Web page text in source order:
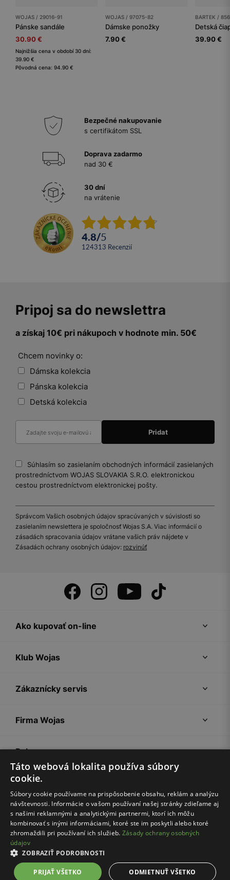
WOJAS / 29016-91
Pánske sandále
30.90 €
Najnižšia cena v období 30 dní:
39.90 €
Pôvodná cena: 94.90 €
WOJAS / 97075-82
Dámske ponožky
7.90 €
BARTEK /
Detská
39.90 €
Bezpečné nakupovanie
s certifikátom SSL
Doprava zadarmo
nad 30 €
30 dní
na vrátenie
4.8/5
124313 recenzií
Pripoj sa do newslettra
a získaj 10€ pri nákupoch v hodnote min. 50€
Chcem novinky o:
Dámska kolekcia
Pánska kolekcia
Detská kolekcia
Súhlasím so zasielaním obchodných informácií zasielaných
prostredníctvom WOJAS SLOVAKIA S.R.O. elektronickou
cestou prostredníctvom elektronickej pošty.
Správcom Vašich osobných údajov spracúvaných v súvislosti so
zasielaním newslettera je spoločnosť Wojas S.A. Viac informácií o
zásadách spracovania údajov vrátane vašich práv nájdete v
Zásadách ochrany osobných údajov: rozvinúť
Ako kupovať on-line
Klub Wojas
Zákaznícky servis
Firma Wojas
Pokyny
© Wojas 2026
Nákupný poriadok
Táto webová lokalita používa súbory
cookie.
Súbory cookie používame na prispôsobenie obsahu, reklám a analýzu
návštevnosti. Informácie o vašom používaní našej stránky zdieľame aj
s našimi reklamnými a analytickými partnermi, ktorí ich môžu
kombinovať s inými informáciami, ktoré ste im poskytli alebo ktoré
zhromaždili pri používaní ich služieb. Zásady ochrany osobných
údajov
ZOBRAZIŤ PODROBNOSTI
PRIJAŤ VŠETKO ODMIETNUŤ VŠETKO